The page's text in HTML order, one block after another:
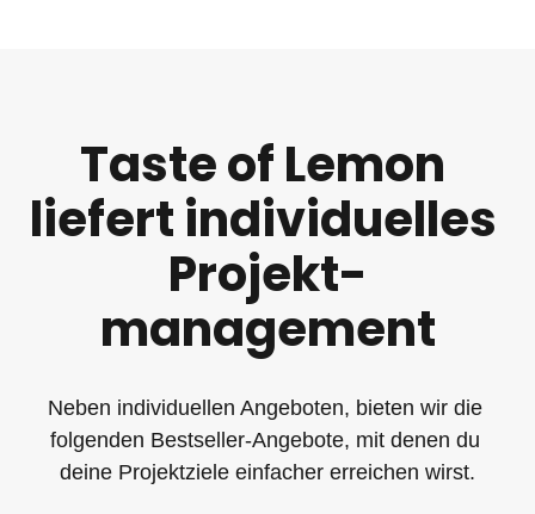
Taste of Lemon
liefert individuelles
Projekt-
management
Neben individuellen Angeboten, bieten wir die
folgenden Bestseller-Angebote, mit denen du
deine Projektziele einfacher erreichen wirst.